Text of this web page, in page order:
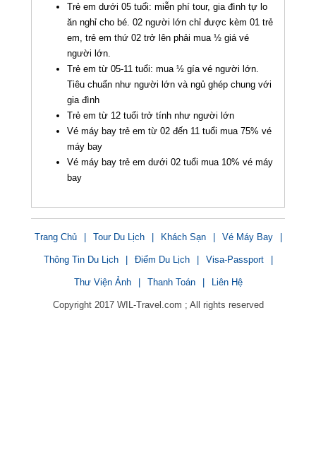
Trẻ em dưới 05 tuổi: miễn phí tour, gia đình tự lo
ăn nghỉ cho bé. 02 người lớn chỉ được kèm 01 trẻ
em, trẻ em thứ 02 trở lên phải mua ½ giá vé
người lớn.
Trẻ em từ 05-11 tuổi: mua ½ gía vé người lớn.
Tiêu chuẩn như người lớn và ngủ ghép chung với
gia đình
Trẻ em từ 12 tuổi trở tính như người lớn
Vé máy bay trẻ em từ 02 đến 11 tuổi mua 75% vé
máy bay
Vé máy bay trẻ em dưới 02 tuổi mua 10% vé máy
bay
Trang Chủ Tour Du Lịch Khách Sạn Vé Máy Bay
Thông Tin Du Lịch Điểm Du Lịch Visa-Passport
Thư Viện Ảnh Thanh Toán Liên Hệ
Copyright 2017 WIL-Travel.com ; All rights reserved